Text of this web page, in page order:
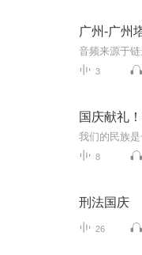
广州-广州
3
国庆献礼
8
刑法国庆
26